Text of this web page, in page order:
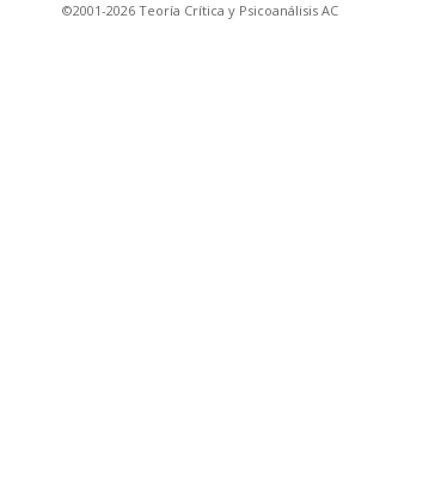
©2001-2026 Teoría Crítica y Psicoanálisis AC